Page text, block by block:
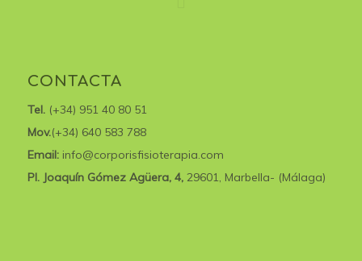
CONTACTA
Tel. (+34) 951 40 80 51
Mov.(+34) 640 583 788
Email: info@corporisfisioterapia.com
Pl. Joaquín Gómez Agüera, 4, 29601, Marbella- (Málaga)